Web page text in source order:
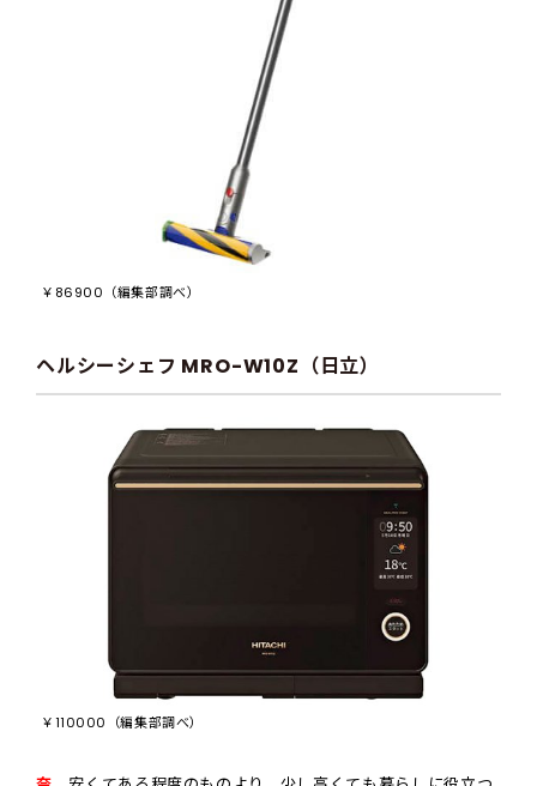
￥86900（編集部調べ）
ヘルシーシェフ MRO-W10Z（日立）
￥110000（編集部調べ）